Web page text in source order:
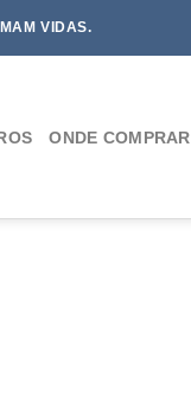
VIDAS.
ONDE COMPRAR